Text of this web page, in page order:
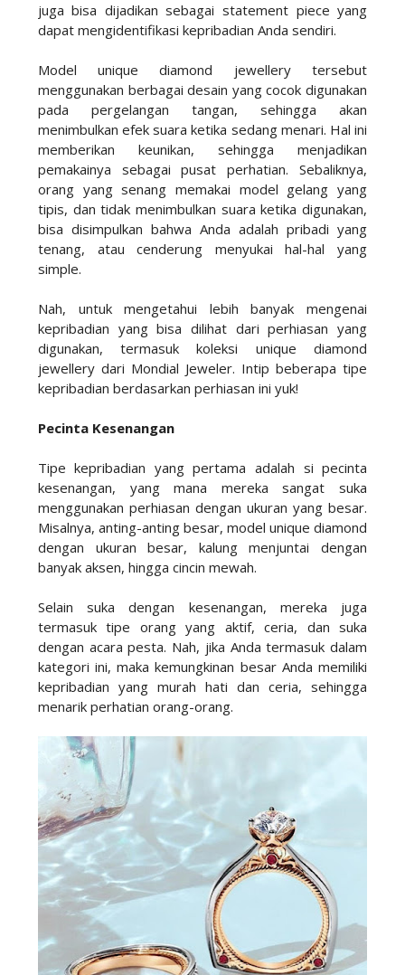
juga bisa dijadikan sebagai statement piece yang
dapat mengidentifikasi kepribadian Anda sendiri.
Model unique diamond jewellery tersebut
menggunakan berbagai desain yang cocok digunakan
pada pergelangan tangan, sehingga akan
menimbulkan efek suara ketika sedang menari. Hal ini
memberikan keunikan, sehingga menjadikan
pemakainya sebagai pusat perhatian. Sebaliknya,
orang yang senang memakai model gelang yang
tipis, dan tidak menimbulkan suara ketika digunakan,
bisa disimpulkan bahwa Anda adalah pribadi yang
tenang, atau cenderung menyukai hal-hal yang
simple.
Nah, untuk mengetahui lebih banyak mengenai
kepribadian yang bisa dilihat dari perhiasan yang
digunakan, termasuk koleksi unique diamond
jewellery dari Mondial Jeweler. Intip beberapa tipe
kepribadian berdasarkan perhiasan ini yuk!
Pecinta Kesenangan
Tipe kepribadian yang pertama adalah si pecinta
kesenangan, yang mana mereka sangat suka
menggunakan perhiasan dengan ukuran yang besar.
Misalnya, anting-anting besar, model unique diamond
dengan ukuran besar, kalung menjuntai dengan
banyak aksen, hingga cincin mewah.
Selain suka dengan kesenangan, mereka juga
termasuk tipe orang yang aktif, ceria, dan suka
dengan acara pesta. Nah, jika Anda termasuk dalam
kategori ini, maka kemungkinan besar Anda memiliki
kepribadian yang murah hati dan ceria, sehingga
menarik perhatian orang-orang.